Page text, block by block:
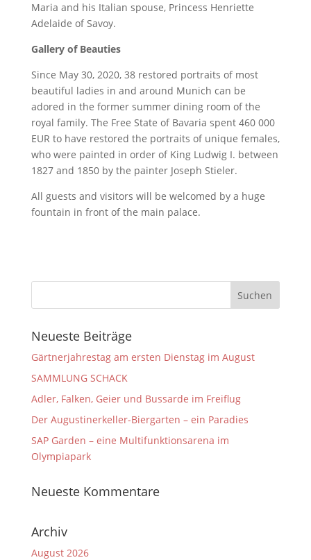
Maria and his Italian spouse, Princess Henriette
Adelaide of Savoy.
Gallery of Beauties
Since May 30, 2020, 38 restored portraits of most
beautiful ladies in and around Munich can be
adored in the former summer dining room of the
royal family. The Free State of Bavaria spent 460 000
EUR to have restored the portraits of unique females,
who were painted in order of King Ludwig I. between
1827 and 1850 by the painter Joseph Stieler.
All guests and visitors will be welcomed by a huge
fountain in front of the main palace.
Neueste Beiträge
Gärtnerjahrestag am ersten Dienstag im August
SAMMLUNG SCHACK
Adler, Falken, Geier und Bussarde im Freiflug
Der Augustinerkeller-Biergarten – ein Paradies
SAP Garden – eine Multifunktionsarena im
Olympiapark
Neueste Kommentare
Archiv
August 2026